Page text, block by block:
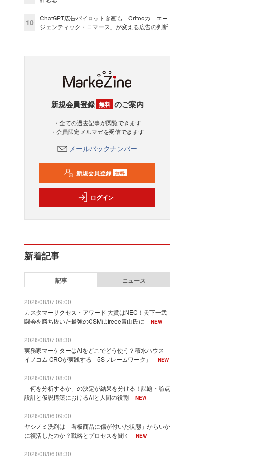
10
ChatGPT広告パイロット参画も Criteoの「エー
ジェンティック・コマース」が変える広告の判断
新規会員登録 無料 のご案内
・全ての過去記事が閲覧できます
・会員限定メルマガを受信できます
メールバックナンバー
新規会員登録 無料
ログイン
新着記事
記事 ニュース
2026/08/07 09:00
カスタマーサクセス・アワード 大賞はNEC！天下一武
闘会を勝ち抜いた最強のCSMはfreee青山氏に
NEW
2026/08/07 08:30
実務家マーケターはAIをどこでどう使う？積水ハウス
イノコム CROが実践する「5Sフレームワーク」
NEW
2026/08/07 08:00
「何を分析するか」の決定が結果を分ける！課題・論点
設計と仮説構築におけるAIと人間の役割
NEW
2026/08/06 09:00
ヤシノミ洗剤は「看板商品に傷が付いた状態」からいか
に復活したのか？戦略とプロセスを聞く
NEW
2026/08/06 08:30